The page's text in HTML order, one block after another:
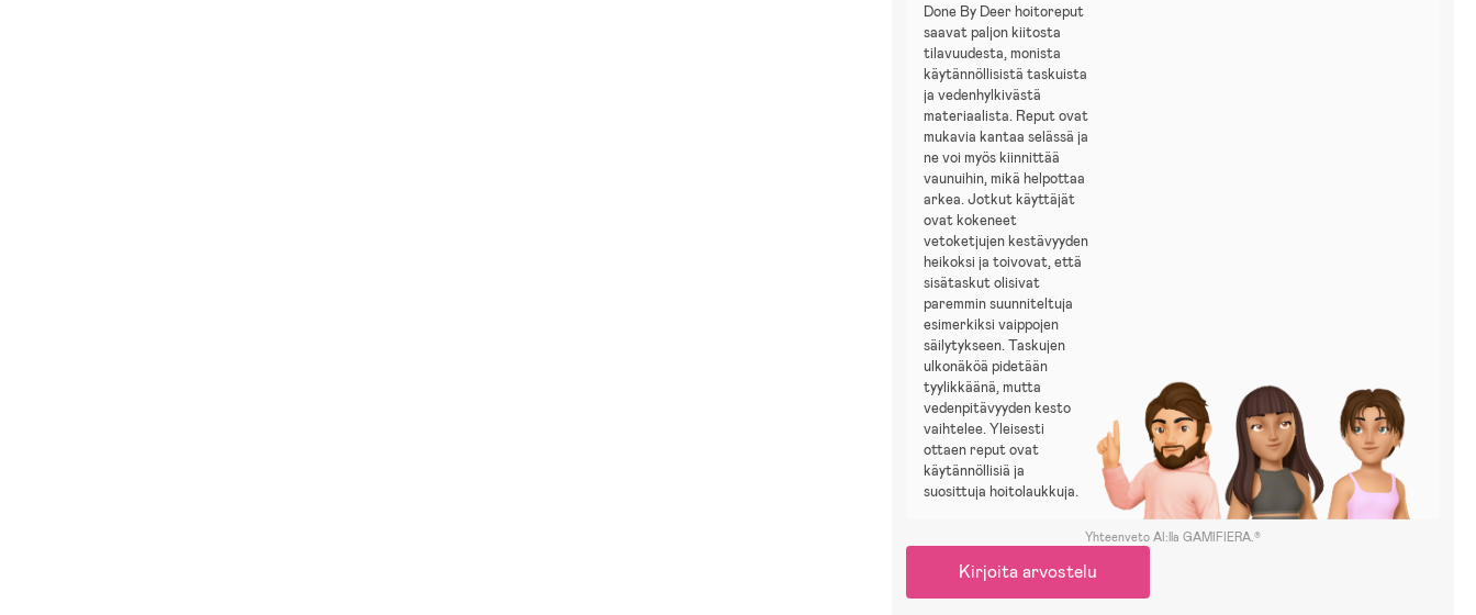
Done By Deer hoitoreput
saavat paljon kiitosta
tilavuudesta, monista
käytännöllisistä taskuista
ja vedenhylkivästä
materiaalista. Reput ovat
mukavia kantaa selässä ja
ne voi myös kiinnittää
vaunuihin, mikä helpottaa
arkea. Jotkut käyttäjät
ovat kokeneet
vetoketjujen kestävyyden
heikoksi ja toivovat, että
sisätaskut olisivat
paremmin suunniteltuja
esimerkiksi vaippojen
säilytykseen. Taskujen
ulkonäköä pidetään
tyylikkäänä, mutta
vedenpitävyyden kesto
vaihtelee. Yleisesti
ottaen reput ovat
käytännöllisiä ja
suosittuja hoitolaukkuja.
Yhteenveto AI:lla GAMIFIERA.®
Kirjoita arvostelu